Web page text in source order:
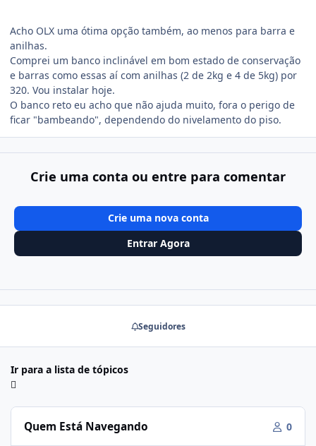
Acho OLX uma ótima opção também, ao menos para barra e
anilhas.
Comprei um banco inclinável em bom estado de conservação
e barras como essas aí com anilhas (2 de 2kg e 4 de 5kg) por
320. Vou instalar hoje.
O banco reto eu acho que não ajuda muito, fora o perigo de
ficar "bambeando", dependendo do nivelamento do piso.
Crie uma conta ou entre para comentar
Crie uma nova conta
Entrar Agora
Seguidores
Ir para a lista de tópicos
Quem Está Navegando 0